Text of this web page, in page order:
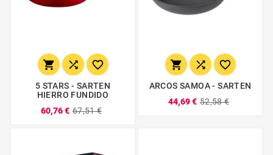
  
5 STARS - SARTEN
HIERRO FUNDIDO
60,76 € 67,51 €
  
ARCOS SAMOA - SARTEN
44,69 € 52,58 €